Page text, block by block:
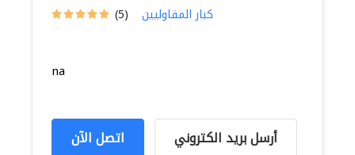
(5) كبار المقاوليين
na
اتصل الآن أرسل بريد الكتروني